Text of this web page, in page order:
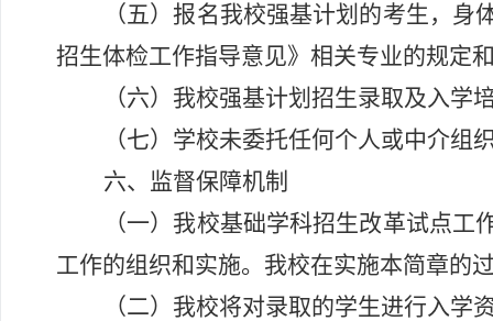
（五）报名我校强基计划的考生，
招生体检工作指导意见》相关专业的规定
（六）我校强基计划招生录取及入
（七）学校未委托任何个人或中介
六、监督保障机制
（一）我校基础学科招生改革试点工
工作的组织和实施。我校在实施本简章的
（二）我校将对录取的学生进行入